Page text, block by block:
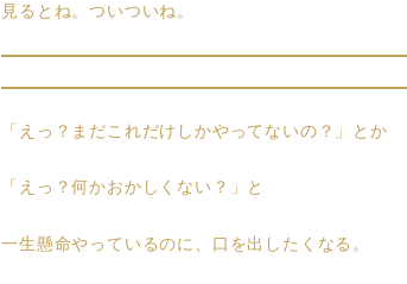
見るとね。ついついね。
「えっ？まだこれだけしかやってないの？」とか
「えっ？何かおかしくない？」と
一生懸命やっているのに、口を出したくなる。